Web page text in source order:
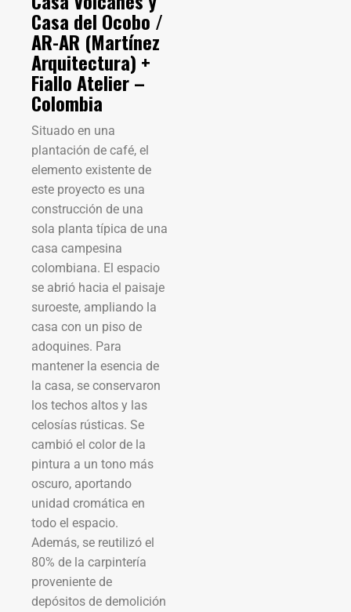
Casa del Ocobo /
AR-AR (Martínez
Arquitectura) +
Fiallo Atelier –
Colombia
Situado en una
plantación de café, el
elemento existente de
este proyecto es una
construcción de una
sola planta típica de una
casa campesina
colombiana. El espacio
se abrió hacia el paisaje
suroeste, ampliando la
casa con un piso de
adoquines. Para
mantener la esencia de
la casa, se conservaron
los techos altos y las
celosías rústicas. Se
cambió el color de la
pintura a un tono más
oscuro, aportando
unidad cromática en
todo el espacio.
Además, se reutilizó el
80% de la carpintería
proveniente de
depósitos de demolición